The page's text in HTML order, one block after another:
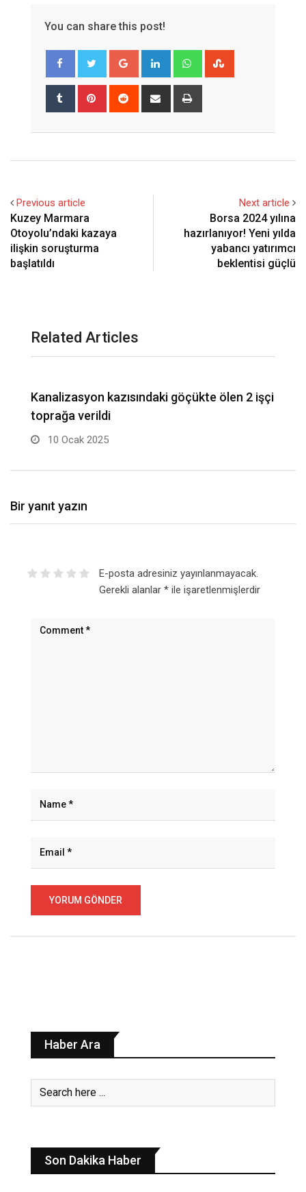
You can share this post!
Google+ LinkedIn Whatsapp
Tumblr Pinterest Reddit
Share
Previous article
Kuzey Marmara
Otoyolu’ndaki kazaya
ilişkin soruşturma
başlatıldı
Next article
Borsa 2024 yılına
hazırlanıyor! Yeni yılda
yabancı yatırımcı
beklentisi güçlü
Related Articles
Gaziantep’te engelli bireylerin el emeği
ürünleri sergilendi
3 Ocak 2025
Bir yanıt yazın
E-posta adresiniz yayınlanmayacak.
Gerekli alanlar *ile işaretlenmişlerdir
Haber Ara
Son Dakika Haber